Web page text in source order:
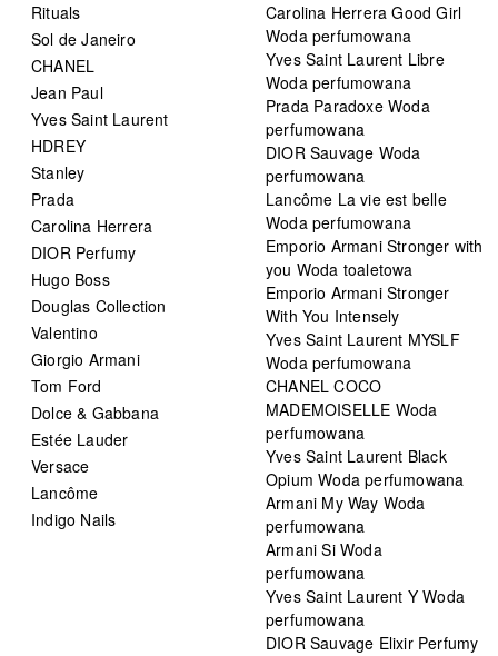
Rituals
Sol de Janeiro
CHANEL
Jean Paul
Yves Saint Laurent
HDREY
Stanley
Prada
Carolina Herrera
DIOR Perfumy
Hugo Boss
Douglas Collection
Valentino
Giorgio Armani
Tom Ford
Dolce & Gabbana
Estée Lauder
Versace
Lancôme
Indigo Nails
Carolina Herrera Good Girl
Woda perfumowana
Yves Saint Laurent Libre
Woda perfumowana
Prada Paradoxe Woda
perfumowana
DIOR Sauvage Woda
perfumowana
Lancôme La vie est belle
Woda perfumowana
Emporio Armani Stronger with
you Woda toaletowa
Emporio Armani Stronger
With You Intensely
Yves Saint Laurent MYSLF
Woda perfumowana
CHANEL COCO
MADEMOISELLE Woda
perfumowana
Yves Saint Laurent Black
Opium Woda perfumowana
Armani My Way Woda
perfumowana
Armani Si Woda
perfumowana
Yves Saint Laurent Y Woda
perfumowana
DIOR Sauvage Elixir Perfumy